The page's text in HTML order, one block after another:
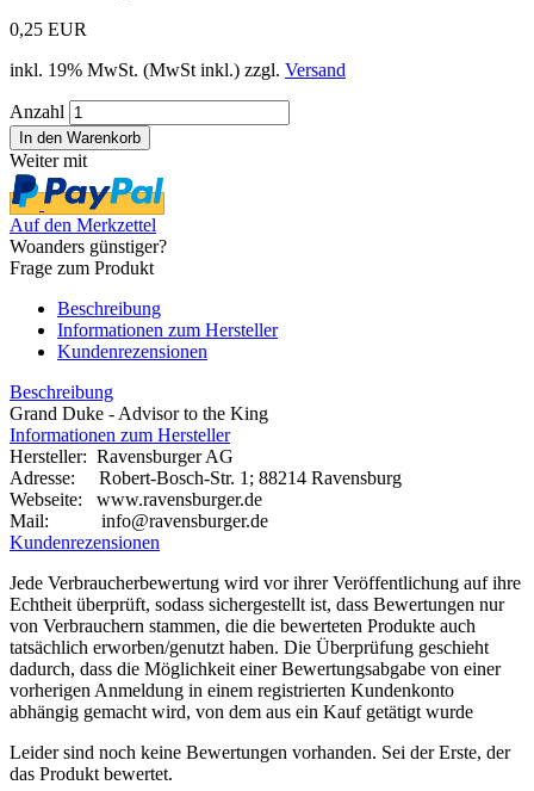
0,25 EUR
inkl. 19% MwSt. (MwSt inkl.) zzgl. Versand
Anzahl
Weiter mit
Auf den Merkzettel
Woanders günstiger?
Frage zum Produkt
Beschreibung
Informationen zum Hersteller
Kundenrezensionen
Beschreibung
Grand Duke - Advisor to the King
Informationen zum Hersteller
Hersteller: Ravensburger AG
Adresse: Robert-Bosch-Str. 1; 88214 Ravensburg
Webseite:
www.ravensburger.de
Mail: info@ravensburger.de
Kundenrezensionen
Jede Verbraucherbewertung wird vor ihrer Veröffentlichung auf ihre
Echtheit überprüft, sodass sichergestellt ist, dass Bewertungen nur
von Verbrauchern stammen, die die bewerteten Produkte auch
tatsächlich erworben/genutzt haben. Die Überprüfung geschieht
dadurch, dass die Möglichkeit einer Bewertungsabgabe von einer
vorherigen Anmeldung in einem registrierten Kundenkonto
abhängig gemacht wird, von dem aus ein Kauf getätigt wurde
Leider sind noch keine Bewertungen vorhanden. Sei der Erste, der
das Produkt bewertet.